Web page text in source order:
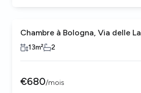
Chambre à Bologna, Via delle
13m² 2
€680/mois